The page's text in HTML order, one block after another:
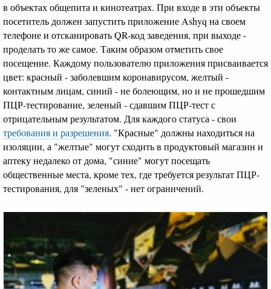
в объектах общепита и кинотеатрах. При входе в эти объекты
посетитель должен запустить приложение Ashyq на своем
телефоне и отсканировать QR-код заведения, при выходе -
проделать то же самое. Таким образом отметить свое
посещение. Каждому пользователю приложения присваивается
цвет: красный - заболевшим коронавирусом, желтый -
контактным лицам, синий - не болеющим, но и не прошедшим
ПЦР-тестирование, зеленый - сдавшим ПЦР-тест с
отрицательным результатом. Для каждого статуса - свои
требования и разрешения. "Красные" должны находиться на
изоляции, а "желтые" могут сходить в продуктовый магазин и
аптеку недалеко от дома, "синие" могут посещать
общественные места, кроме тех, где требуется результат ПЦР-
тестирования, для "зеленых" - нет ограничений.